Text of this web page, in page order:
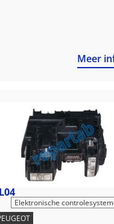
Meer
Elektronische